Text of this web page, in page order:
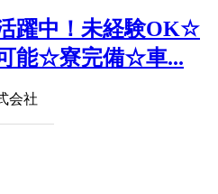
活躍中！未経験OK☆
能☆寮完備☆車...
会社